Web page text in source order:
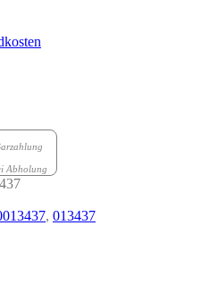
Abholung
, 013437